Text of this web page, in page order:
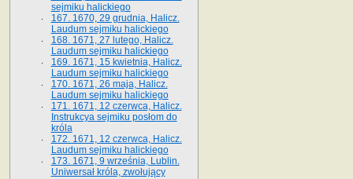
sejmiku halickiego
167. 1670, 29 grudnia, Halicz.
Laudum sejmiku halickiego
168. 1671, 27 lutego, Halicz.
Laudum sejmiku halickiego
169. 1671, 15 kwietnia, Halicz.
Laudum sejmiku halickiego
170. 1671, 26 maja, Halicz.
Laudum sejmiku halickiego
171. 1671, 12 czerwca, Halicz.
Instrukcya sejmiku posłom do
króla
172. 1671, 12 czerwca, Halicz.
Laudum sejmiku halickiego
173. 1671, 9 września, Lublin.
Uniwersał króla, zwołujący